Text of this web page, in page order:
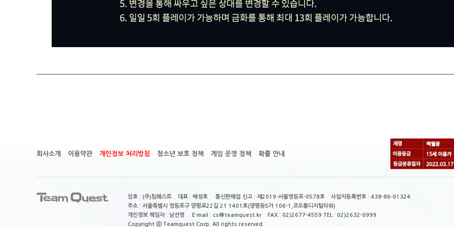
회사소개 이용약관 개인정보 처리방침 청소년 보호 정책 게임 운영 정책 확률 안내
상호 : (주)팀퀘스트 대표 : 배성호 통신판매업 신고 : 제2019-서울영등포-0578호 사업자등록번호 : 438-86-01324
주소 : 서울특별시 영등포구 양평로22길 21 1401호(양평동5가 106-1,코오롱디지털타워)
개인정보 책임자 : 남선영 E-mail : cs@teamquest.kr FAX : 02)2677-4559 TEL : 02)2632-0999
Copyright ⓒ Teamquest Corp. All rights reserved.